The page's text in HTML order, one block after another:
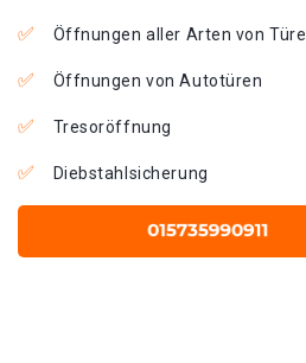
Öffnungen aller Arten von
Öffnungen von Autotüren
Tresoröffnung
Diebstahlsicherung